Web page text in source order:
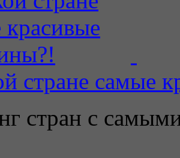
стране самые
стран с